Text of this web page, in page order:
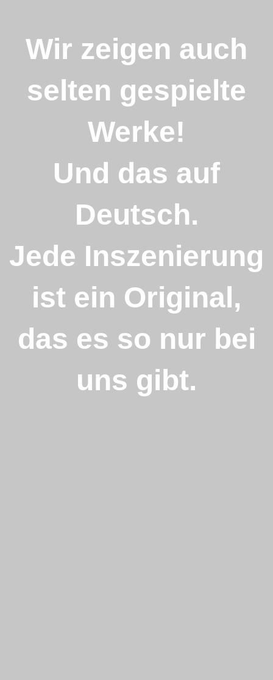
Wir zeigen auch
selten gespielte
Werke!
Und das auf
Deutsch.
Jede Inszenierung
ist ein Original,
das es so nur bei
uns gibt.